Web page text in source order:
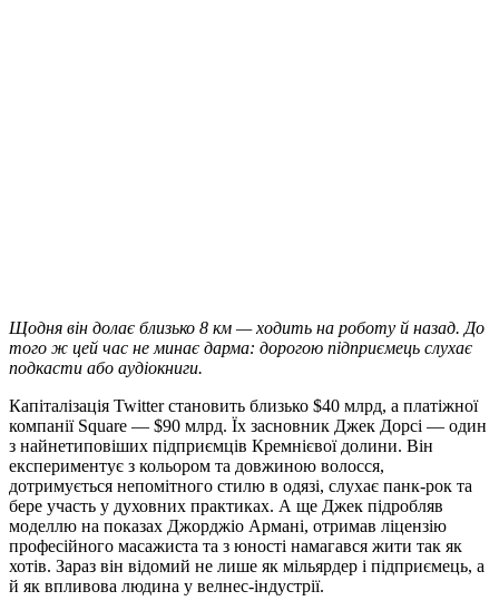
Щодня він долає близько 8 км — ходить на роботу й назад. До
того ж цей час не минає дарма: дорогою підприємець слухає
подкасти або аудіокниги.
Капіталізація Twitter становить близько $40 млрд, а платіжної
компанії Square — $90 млрд. Їх засновник Джек Дорсі — один
з найнетиповіших підприємців Кремнієвої долини. Він
експериментує з кольором та довжиною волосся,
дотримується непомітного стилю в одязі, слухає панк-рок та
бере участь у духовних практиках. А ще Джек підробляв
моделлю на показах Джорджіо Армані, отримав ліцензію
професійного масажиста та з юності намагався жити так як
хотів. Зараз він відомий не лише як мільярдер і підприємець, а
й як впливова людина у велнес-індустрії.